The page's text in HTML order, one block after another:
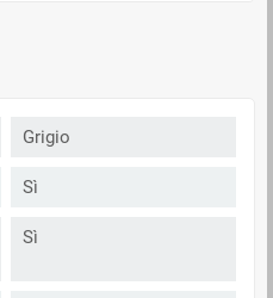
Grigio
Sì
Sì